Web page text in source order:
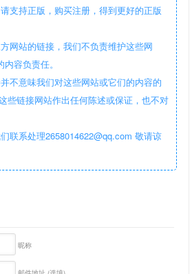
支持正版，购买注册，得到更好的正版
网站的链接，我们不负责维护这些网
容负责任。
不意味我们对这些网站或它们的内容的
些链接网站作出任何陈述或保证，也不对
联系处理2658014622@qq.com 敬请谅
昵称